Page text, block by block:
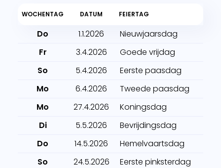
WOCHENTAG DATUM FEIERTAG
Do 1.1.2026
Nieuwjaarsdag
Fr
3.4.2026
Goede vrijdag
So
5.4.2026
Eerste paasdag
Mo
6.4.2026
Tweede paasdag
Mo
27.4.2026
Koningsdag
Di
5.5.2026
Bevrijdingsdag
Do
14.5.2026
Hemelvaartsdag
So
24.5.2026
Eerste pinksterdag